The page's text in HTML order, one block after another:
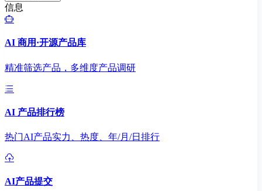
信息
AI 商用·开源产品库
精准筛选产品，多维度产品调研
AI 产品排行榜
热门AI产品实力、热度、年/月/日排行
AI产品提交